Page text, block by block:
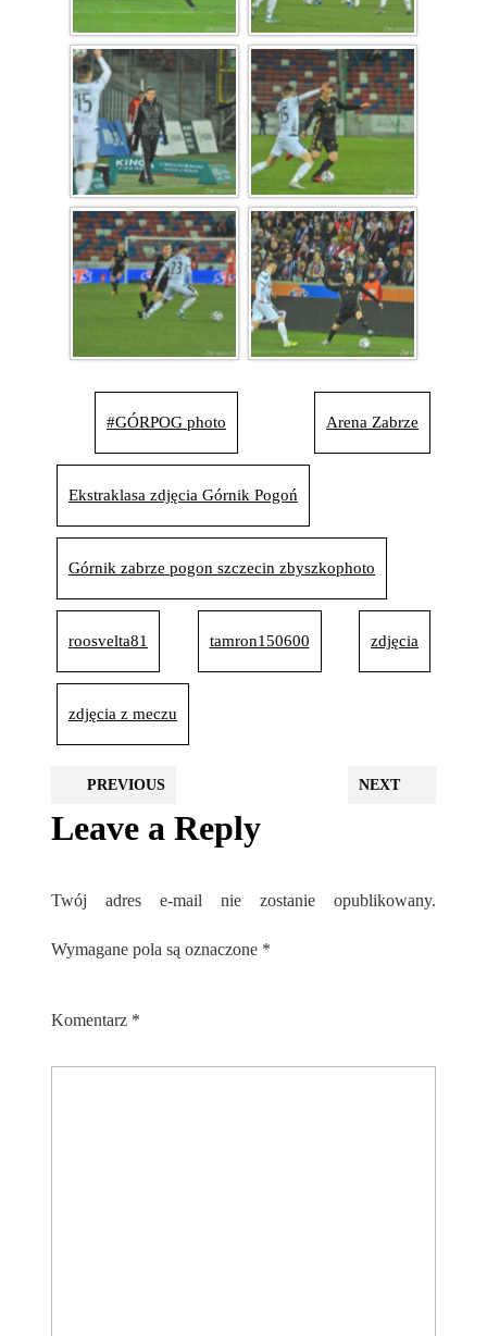
#GÓRPOG photo Arena Zabrze
Ekstraklasa zdjęcia Górnik Pogoń
Górnik zabrze pogon szczecin zbyszkophoto
roosvelta81 tamron150600 zdjęcia
zdjęcia z meczu
PREVIOUS NEXT
Leave a Reply
Twój adres e-mail nie zostanie opublikowany.
Wymagane pola są oznaczone *
Komentarz *